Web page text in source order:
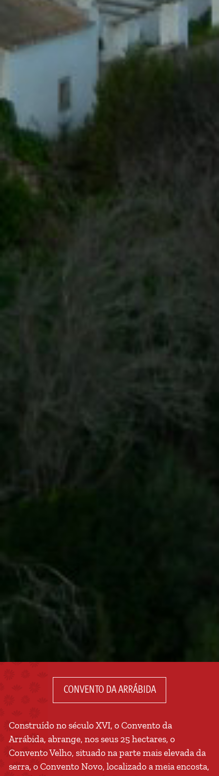
CONVENTO DA ARRÁBIDA
Construído no século XVI, o Convento da
Arrábida, abrange, nos seus 25 hectares, o
Convento Velho, situado na parte mais elevada da
serra, o Convento Novo, localizado a meia encosta,